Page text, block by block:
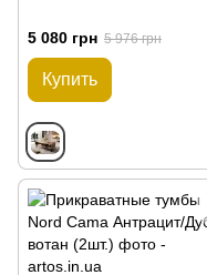
5 080 грн 5 976 грн
Купить